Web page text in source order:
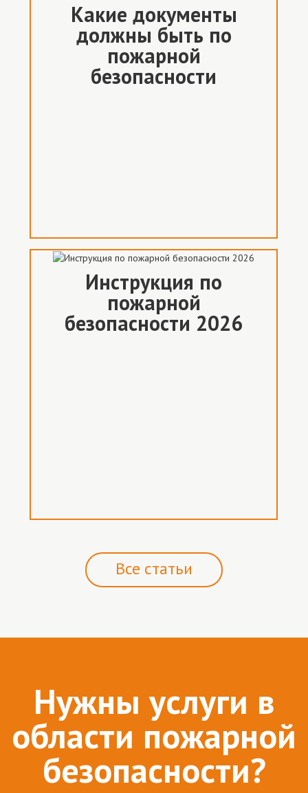
Какие документы
должны быть по
пожарной
безопасности
Инструкция по
пожарной
безопасности 2026
Все статьи
Нужны услуги в
области пожарной
безопасности?